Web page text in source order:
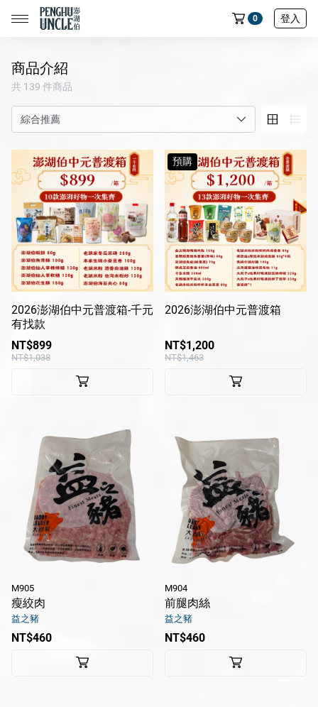
0 登入
📢限時搶購｜魚皮買五送一🔥
📢限時搶購｜魷魚製品買五送一🔥
📢限時搶購｜七龍珠聯名魚皮買五送一🔥
全部商品
中元節專區
民生店限定選物
魷魚系列
休閒產品
冷凍鮮食系列
花火限定冰淇淋
瑪咖朵披薩
品牌
Facebook
商品介紹
共 139 件商品
2026澎湖伯中元普渡箱-千元
有找款
NT$899
NT$1,038
預購
2026澎湖伯中元普渡箱
NT$1,200
NT$1,463
M905
瘦絞肉
益之豬
NT$460
M904
前腿肉絲
益之豬
NT$460